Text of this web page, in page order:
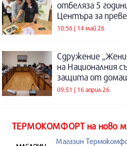
отбеляза 5
Центъра за
10:56 | 14 май 26
Сдружение
на Националния
защита от
09:51 | 16 април 26
ТЕРМОКОМФОРТ на ново
Магазин